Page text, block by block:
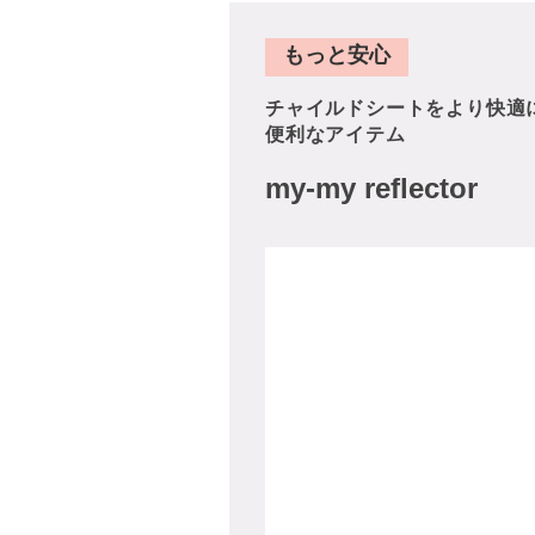
もっと安心
チャイルドシートをより快適
便利なアイテム
my-my reflector